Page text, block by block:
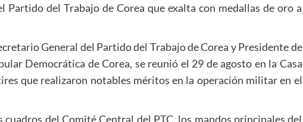
Partido del Trabajo de Corea que exalta con medallas de oro a
General del Partido del Trabajo de Corea y Presidente de
Democrática de Corea, se reunió el 29 de agosto en la Casa
que realizaron notables méritos en la operación militar en el
del Comité Central del PTC, los mandos principales del